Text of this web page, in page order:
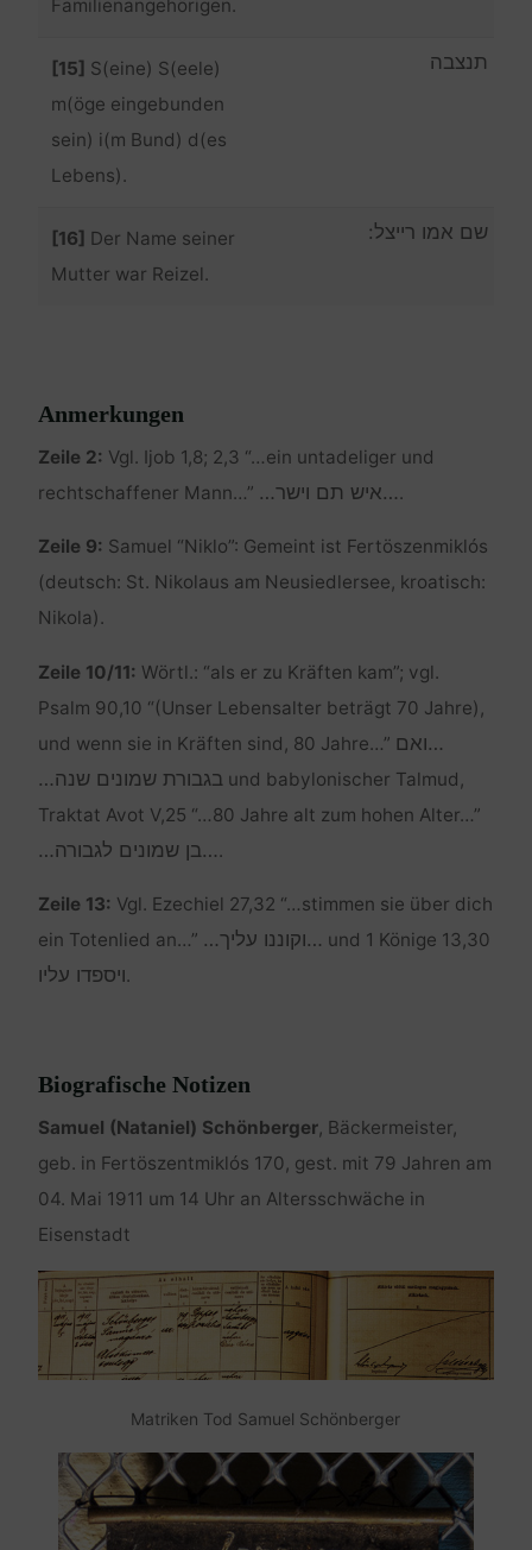
Familienangehörigen.
[15] S(eine) S(eele)
m(öge eingebunden
sein) i(m Bund) d(es
Lebens).
תנצבה
[16] Der Name seiner
Mutter war Reizel.
שם אמו רייצל:
Anmerkungen
Zeile 2: Vgl. Ijob 1,8; 2,3 “…ein untadeliger und
rechtschaffener Mann…” …איש תם וישר….
Zeile 9: Samuel “Niklo”: Gemeint ist Fertöszenmiklós
(deutsch: St. Nikolaus am Neusiedlersee, kroatisch:
Nikola).
Zeile 10/11: Wörtl.: “als er zu Kräften kam”; vgl.
Psalm 90,10 “(Unser Lebensalter beträgt 70 Jahre),
und wenn sie in Kräften sind, 80 Jahre…” …ואם
בגבורת שמונים שנה…und babylonischer Talmud,
Traktat Avot V,25 “…80 Jahre alt zum hohen Alter…”
…בן שמונים לגבורה….
Zeile 13: Vgl. Ezechiel 27,32 “…stimmen sie über dich
ein Totenlied an…” …וקוננו עליך… und 1 Könige 13,30
ויספדו עליו.
Biografische Notizen
Samuel (Nataniel) Schönberger, Bäckermeister,
geb. in Fertöszentmiklós 170, gest. mit 79 Jahren am
04. Mai 1911 um 14 Uhr an Altersschwäche in
Eisenstadt
Matriken Tod Samuel Schönberger